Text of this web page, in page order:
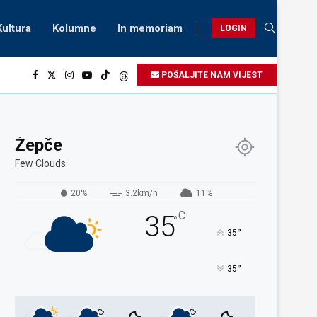
Kolumne In memoriam LOGIN
POŠALJITE NAM VIJEST
Žepče
Few Clouds
20% 3.2km/h 11%
35°C
35°
35°